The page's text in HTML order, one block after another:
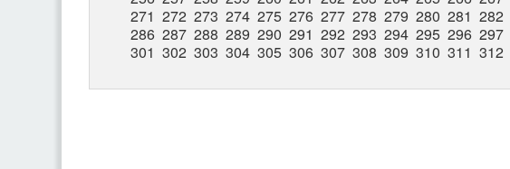
271 272 273 274 275 276 277 278 279 280 281 282
286 287 288 289 290 291 292 293 294 295 296 297
301 302 303 304 305 306 307 308 309 310 311 312